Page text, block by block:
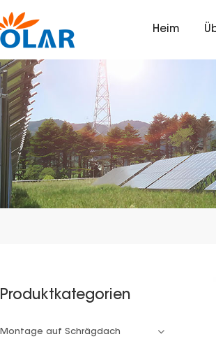
Heim
Produktkategorien
Montage auf Schrägdach